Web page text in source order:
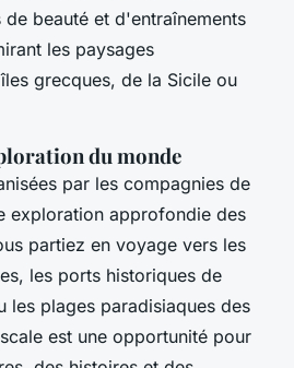
de beauté et d'entraînements
les paysages
grecques, de la Sicile ou
du monde
par les compagnies de
exploration approfondie des
partiez en voyage vers les
les ports historiques de
les plages paradisiaques des
est une opportunité pour